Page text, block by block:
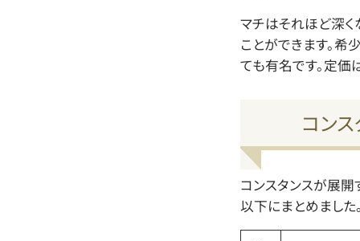
マチはそれほど深
ことができます。希
ても有名です。定価
コン
コンスタンスが展開
以下にまとめました